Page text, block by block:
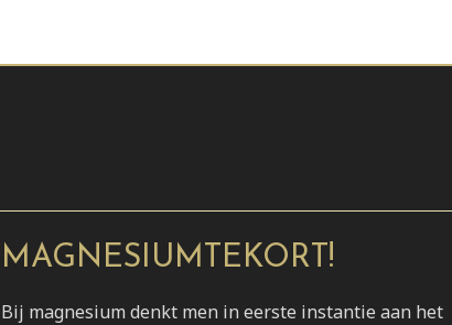
MAGNESIUMTEKORT!
Bij magnesium denkt men in eerste instantie aan het